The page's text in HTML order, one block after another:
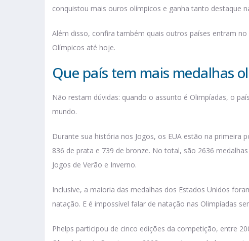
conquistou mais ouros olímpicos e ganha tanto destaque
Além disso, confira também quais outros países entram
Olímpicos até hoje.
Que país tem mais medalhas
Não restam dúvidas: quando o assunto é Olimpíadas, o
mundo.
Durante sua história nos Jogos, os EUA estão na primeira
836 de prata e 739 de bronze. No total, são 2636
Jogos de Verão e Inverno.
Inclusive, a maioria das medalhas dos Estados Unidos
natação. E é impossível falar de natação nas Olimpíadas
Phelps participou de cinco edições da competição, entre